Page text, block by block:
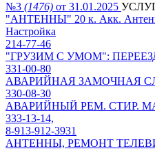
№3 (1476) от 31.01.2025
"АНТЕННЫ" 20 к. Акк. Антенн.
Настройка
214-77-46
"ГРУЗИМ С УМОМ":
331-00-80
АВАРИЙНАЯ ЗАМОЧНАЯ
330-08-30
АВАРИЙНЫЙ РЕМ. СТИР.
333-13-14,
8-913-912-3931
АНТЕННЫ, РЕМОНТ